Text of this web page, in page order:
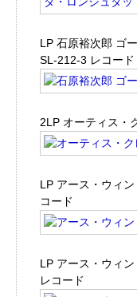
LP 石原裕次郎 ゴ
SL-212-3 レコード
2LP オーティス・
LP アース・ウィ
コード
LP アース・ウィ
レコード